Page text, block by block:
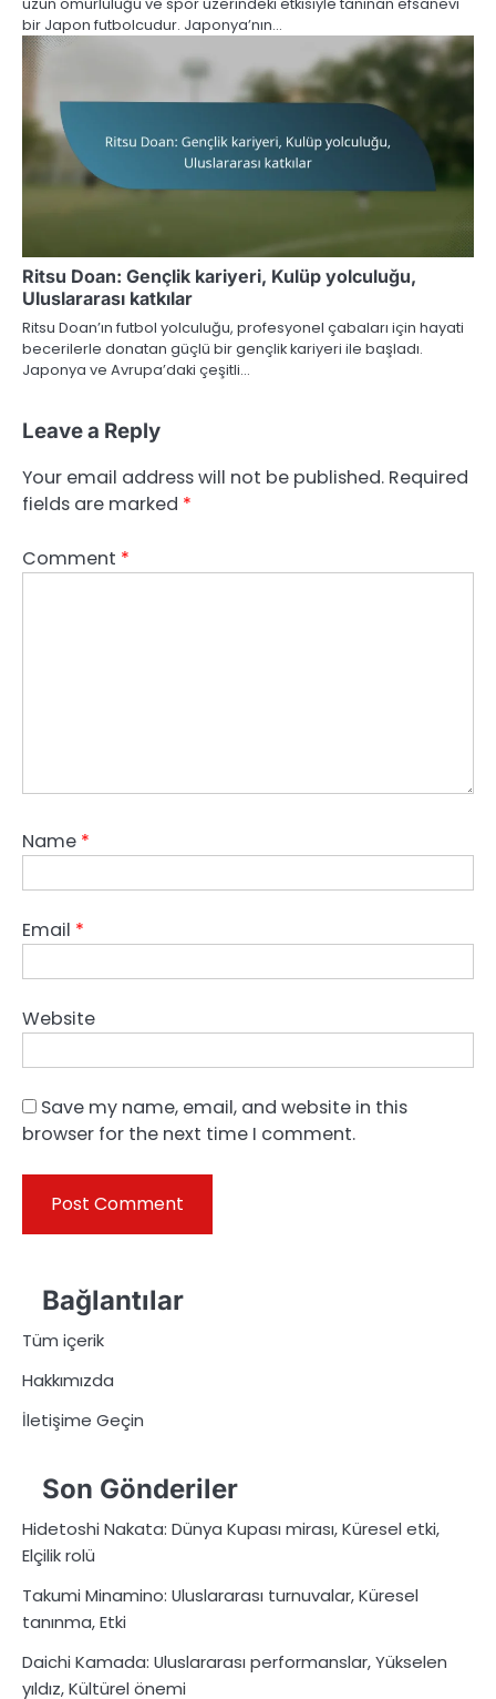
uzun ömürlülüğü ve spor üzerindeki etkisiyle tanınan efsanevi
bir Japon futbolcudur. Japonya’nın…
Ritsu Doan: Gençlik kariyeri, Kulüp yolculuğu,
Uluslararası katkılar
Ritsu Doan’ın futbol yolculuğu, profesyonel çabaları için hayati
becerilerle donatan güçlü bir gençlik kariyeri ile başladı.
Japonya ve Avrupa’daki çeşitli…
Leave a Reply
Your email address will not be published. Required
fields are marked *
Comment *
Name *
Email *
Website
Save my name, email, and website in this
browser for the next time I comment.
Bağlantılar
Tüm içerik
Hakkımızda
İletişime Geçin
Son Gönderiler
Hidetoshi Nakata: Dünya Kupası mirası, Küresel etki,
Elçilik rolü
Takumi Minamino: Uluslararası turnuvalar, Küresel
tanınma, Etki
Daichi Kamada: Uluslararası performanslar, Yükselen
yıldız, Kültürel önemi